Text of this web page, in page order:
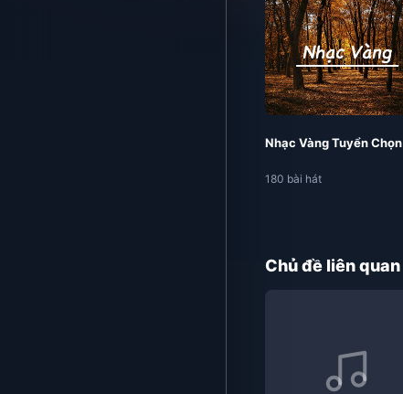
Nhạc Vàng Tuyển Chọn
180 bài hát
Chủ đề liên quan